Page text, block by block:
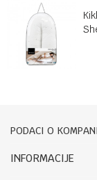
PODACI O
Bebbco
INFORMACIJE